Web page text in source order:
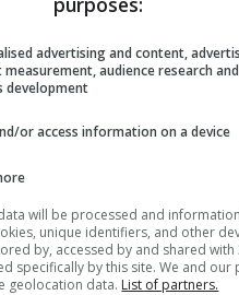
forcuar imunitetin
Ndiheni të fryrë pas
1
advertising and content,
audience research and
development
or access information on a device
will be processed and
unique identifiers, and other
by, accessed by and shared with
specifically by this site. We and our
geolocation data. List of partners.